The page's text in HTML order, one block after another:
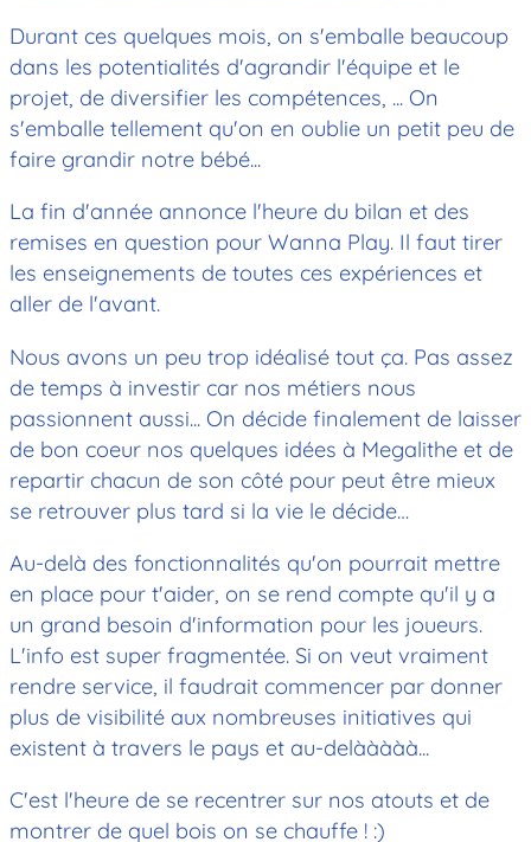
Durant ces quelques mois, on s'emballe beaucoup
dans les potentialités d'agrandir l'équipe et le
projet, de diversifier les compétences, ... On
s'emballe tellement qu'on en oublie un petit peu de
faire grandir notre bébé...
La fin d'année annonce l'heure du bilan et des
remises en question pour Wanna Play. Il faut tirer
les enseignements de toutes ces expériences et
aller de l'avant.
Nous avons un peu trop idéalisé tout ça. Pas assez
de temps à investir car nos métiers nous
passionnent aussi... On décide finalement de laisser
de bon coeur nos quelques idées à Megalithe et de
repartir chacun de son côté pour peut être mieux
se retrouver plus tard si la vie le décide…
Au-delà des fonctionnalités qu'on pourrait mettre
en place pour t'aider, on se rend compte qu'il y a
un grand besoin d'information pour les joueurs.
L'info est super fragmentée. Si on veut vraiment
rendre service, il faudrait commencer par donner
plus de visibilité aux nombreuses initiatives qui
existent à travers le pays et au-delààààà...
C'est l'heure de se recentrer sur nos atouts et de
montrer de quel bois on se chauffe ! :)